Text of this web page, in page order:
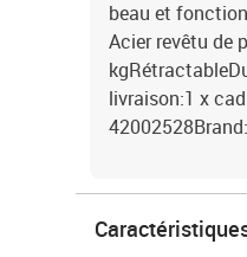
beau et
Acier revêtu de
livraison:1 x